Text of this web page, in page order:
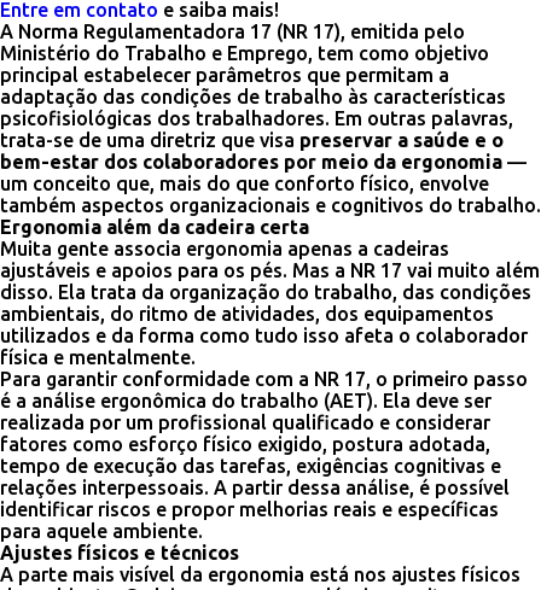
Entre em contato e saiba mais!
A Norma Regulamentadora 17 (NR 17), emitida pelo
Ministério do Trabalho e Emprego, tem como objetivo
principal estabelecer parâmetros que permitam a
adaptação das condições de trabalho às características
psicofisiológicas dos trabalhadores. Em outras palavras,
trata-se de uma diretriz que visa preservar a saúde e o
bem-estar dos colaboradores por meio da ergonomia —
um conceito que, mais do que conforto físico, envolve
também aspectos organizacionais e cognitivos do trabalho.
Ergonomia além da cadeira certa
Muita gente associa ergonomia apenas a cadeiras
ajustáveis e apoios para os pés. Mas a NR 17 vai muito além
disso. Ela trata da organização do trabalho, das condições
ambientais, do ritmo de atividades, dos equipamentos
utilizados e da forma como tudo isso afeta o colaborador
física e mentalmente.
Para garantir conformidade com a NR 17, o primeiro passo
é a análise ergonômica do trabalho (AET). Ela deve ser
realizada por um profissional qualificado e considerar
fatores como esforço físico exigido, postura adotada,
tempo de execução das tarefas, exigências cognitivas e
relações interpessoais. A partir dessa análise, é possível
identificar riscos e propor melhorias reais e específicas
para aquele ambiente.
Ajustes físicos e técnicos
A parte mais visível da ergonomia está nos ajustes físicos